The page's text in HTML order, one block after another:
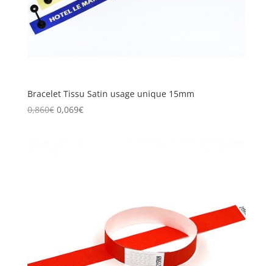
Bracelet Tissu Satin usage unique 15mm
0,860€ 0,069€